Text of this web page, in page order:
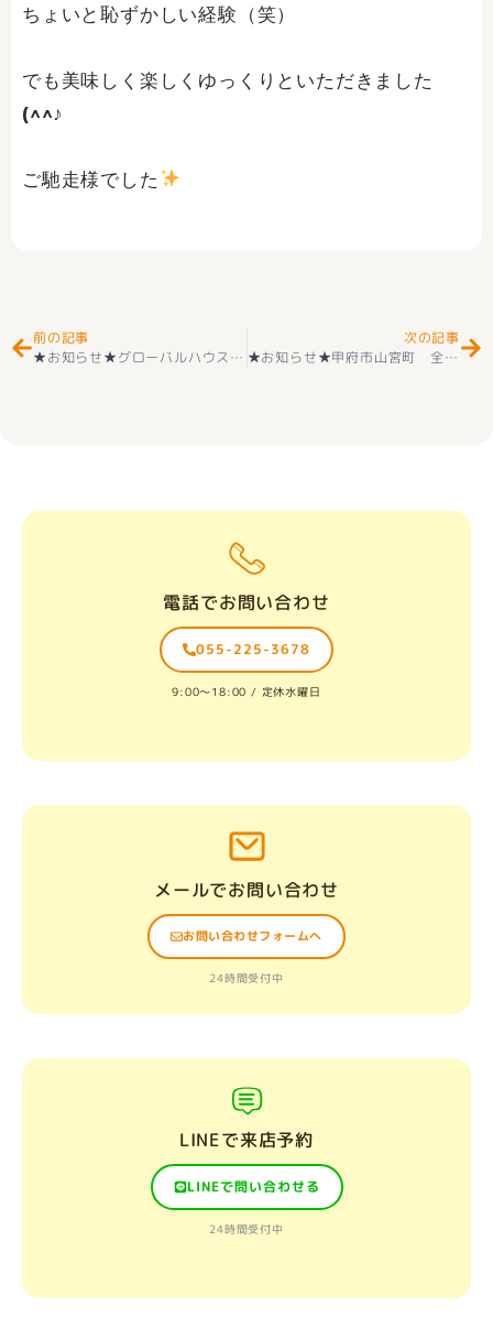
ちょいと恥ずかしい経験（笑）
でも美味しく楽しくゆっくりといただきました
(^^♪
ご馳走様でした
前の記事
★お知らせ★グローバルハウス建物商品「iira（イーラ）」販売のご案内(^^)/ –
次の記事
★お知らせ★甲府市山宮町 全2棟 新築建売住宅（耐震等級３＋長期優良住宅） オープンハウス開催 新価格にて(^^)/ 令和5年11月４日（土）＋11月５日（日）１０時～１６時 開催 (^_-)-☆
電話でお問い合わせ
055-225-3678
9:00〜18:00 / 定休水曜日
メールでお問い合わせ
お問い合わせフォームへ
24時間受付中
LINEで来店予約
LINEで問い合わせる
24時間受付中